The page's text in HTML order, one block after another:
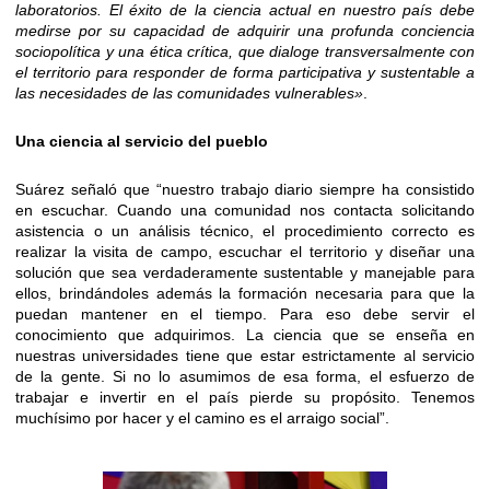
laboratorios. El éxito de la ciencia actual en nuestro país debe
medirse por su capacidad de adquirir una profunda conciencia
sociopolítica y una ética crítica, que dialoge transversalmente con
el territorio para responder de forma participativa y sustentable a
las necesidades de las comunidades vulnerables».
Una ciencia al servicio del pueblo
Suárez señaló que “nuestro trabajo diario siempre ha consistido
en escuchar. Cuando una comunidad nos contacta solicitando
asistencia o un análisis técnico, el procedimiento correcto es
realizar la visita de campo, escuchar el territorio y diseñar una
solución que sea verdaderamente sustentable y manejable para
ellos, brindándoles además la formación necesaria para que la
puedan mantener en el tiempo. Para eso debe servir el
conocimiento que adquirimos. La ciencia que se enseña en
nuestras universidades tiene que estar estrictamente al servicio
de la gente. Si no lo asumimos de esa forma, el esfuerzo de
trabajar e invertir en el país pierde su propósito. Tenemos
muchísimo por hacer y el camino es el arraigo social”.